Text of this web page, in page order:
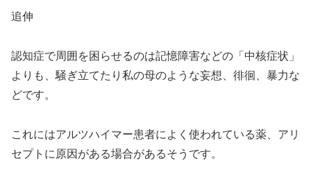
追伸
認知症で周囲を困らせるのは記憶障害などの「中核症状」
よりも、騒ぎ立てたり私の母のような妄想、徘徊、暴力な
どです。
これにはアルツハイマー患者によく使われている薬、アリ
セプトに原因がある場合があるそうです。